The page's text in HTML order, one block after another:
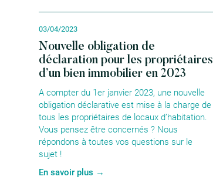
03/04/2023
Nouvelle obligation de
déclaration pour les propriétaires
d’un bien immobilier en 2023
A compter du 1er janvier 2023, une nouvelle
obligation déclarative est mise à la charge de
tous les propriétaires de locaux d’habitation.
Vous pensez être concernés ? Nous
répondons à toutes vos questions sur le
sujet !
En savoir plus →